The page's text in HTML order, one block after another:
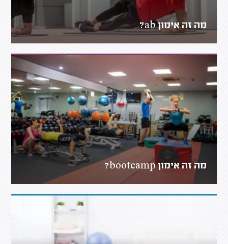
מה זה אימון ab?
מה זה אימון bootcamp?